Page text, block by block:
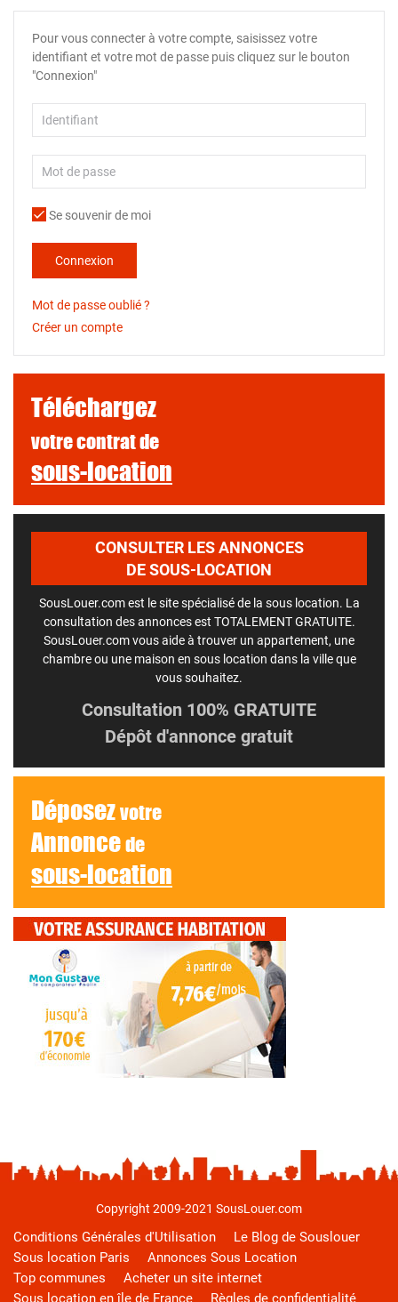
Pour vous connecter à votre compte, saisissez votre
identifiant et votre mot de passe puis cliquez sur le bouton
"Connexion"
Se souvenir de moi
Connexion
Mot de passe oublié ?
Créer un compte
Téléchargez
votre contrat de
sous-location
CONSULTER LES ANNONCES
DE SOUS-LOCATION
SousLouer.com est le site spécialisé de la sous location. La
consultation des annonces est TOTALEMENT GRATUITE.
SousLouer.com vous aide à trouver un appartement, une
chambre ou une maison en sous location dans la ville que
vous souhaitez.
Consultation 100% GRATUITE
Dépôt d'annonce gratuit
Déposezvotre
Annoncede
sous-location
Copyright 2009-2021 SousLouer.com
Conditions Générales d'Utilisation
Le Blog de Souslouer
Sous location Paris
Annonces Sous Location
Top communes
Acheter un site internet
Sous location en île de France
Règles de confidentialité